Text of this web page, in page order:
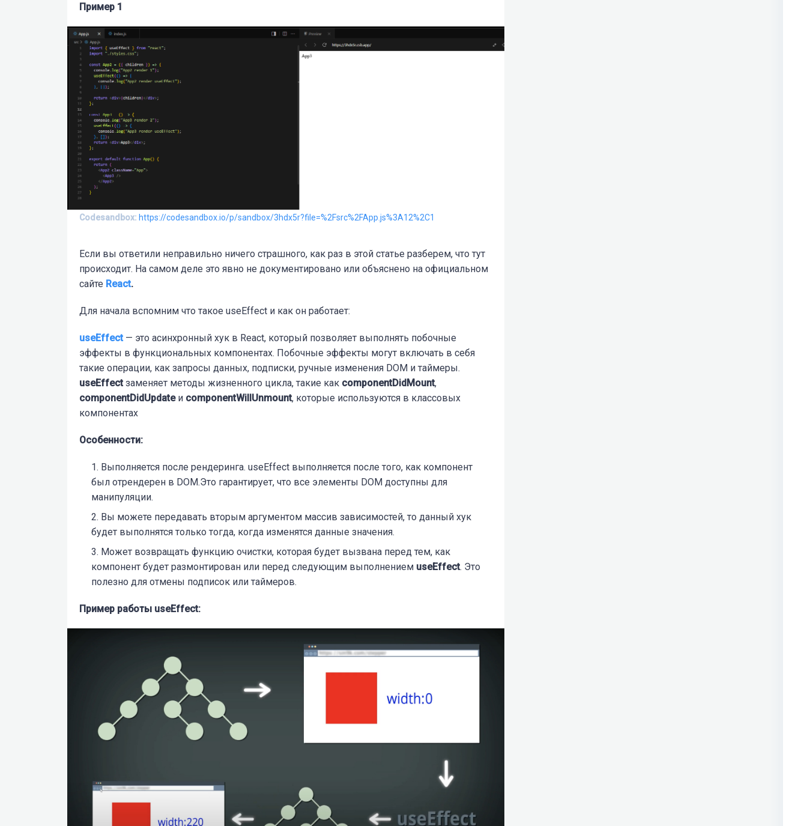
Пример 1
Codesandbox: https://codesandbox.io/p/sandbox/3hdx5r?file=%2Fsrc%2FApp.js%3A12%2C1
Если вы ответили неправильно ничего страшного, как раз в этой статье разберем, что тут
происходит. На самом деле это явно не документировано или объяснено на официальном
сайте React.
Для начала вспомним что такое useEffect и как он работает:
useEffect — это асинхронный хук в React, который позволяет выполнять побочные
эффекты в функциональных компонентах. Побочные эффекты могут включать в себя
такие операции, как запросы данных, подписки, ручные изменения DOM и таймеры.
useEffectзаменяет методы жизненного цикла, такие как componentDidMount,
componentDidUpdate и componentWillUnmount, которые используются в классовых
компонентах
Особенности:
Выполняется после рендеринга. useEffect выполняется после того, как компонент
был отрендерен в DOM.Это гарантирует, что все элементы DOM доступны для
манипуляции.
Вы можете передавать вторым аргументом массив зависимостей, то данный хук
будет выполнятся только тогда, когда изменятся данные значения.
Mожет возвращать функцию очистки, которая будет вызвана перед тем, как
компонент будет размонтирован или перед следующим выполнением useEffect. Это
полезно для отмены подписок или таймеров.
Пример работы useEffect: